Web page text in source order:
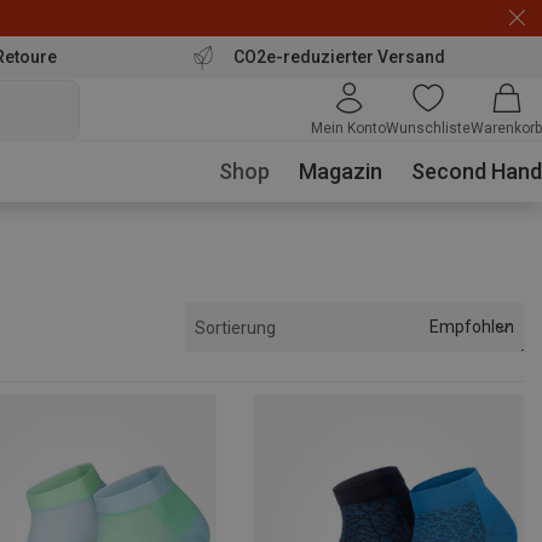
CO2e-reduzierter Versand
Mein KontoWunschlisteWarenkorb
Shop Magazin Second Hand
Sortierung Empfohlen